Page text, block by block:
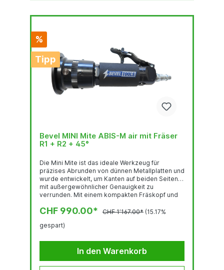
%
Tipp
Bevel MINI Mite ABIS-M air mit Fräser
R1 + R2 + 45°
Die Mini Mite ist das ideale Werkzeug für
präzises Abrunden von dünnen Metallplatten und
wurde entwickelt, um Kanten auf beiden Seiten
mit außergewöhnlicher Genauigkeit zu
verrunden. Mit einem kompakten Fräskopf und
eignet sich der Mini Mite hervorragend für
entscheidend ist.Fräsköpfe erhalten Sie im
CHF 990.00* CHF 1’167.00* (15.17%
gespart)
In den Warenkorb